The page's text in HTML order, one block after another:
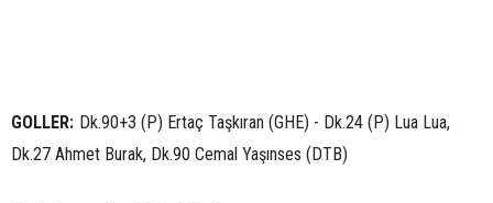
GOLLER: Dk.90+3 (P) Ertaç Taşkıran (GHE) - Dk.24 (P) Lua Lua,
Dk.27 Ahmet Burak, Dk.90 Cemal Yaşınses (DTB)